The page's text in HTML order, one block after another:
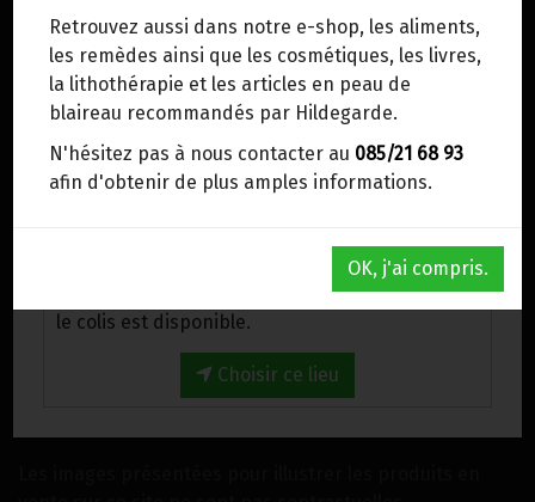
Retrouvez aussi dans notre e-shop, les aliments,
les remèdes ainsi que les cosmétiques, les livres,
la lithothérapie et les articles en peau de
blaireau recommandés par Hildegarde.
N'hésitez pas à nous contacter au 085/21 68 93
afin d'obtenir de plus amples informations.
OK, j'ai compris.
point d'enlèvement désiré ou bien nous vous
recontacterons afin de déterminer ensemble le
lieu de livraison choisi.
Choisir ce lieu
Au magasin de Wanze (BE)
Venez chercher votre commande au magasin,
le colis est disponible.
Choisir ce lieu
Tous nos produits sont susceptibles de contenir des
allergènes. Si vous souhaitez avoir de plus amples
informations sur ceux-ci, vous pouvez